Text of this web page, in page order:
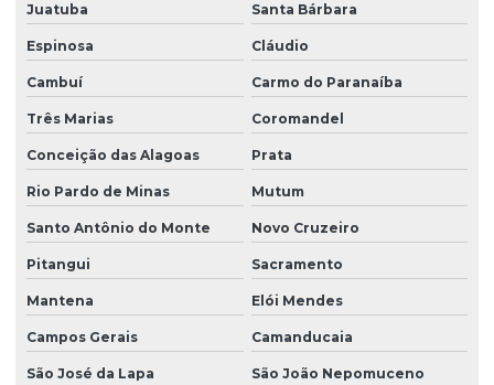
Venda de talha elétrica de grau alimentício
Venda de talha elétrica para usina hidrelétrica
Juatuba Santa Bárbara
Espinosa Cláudio
Cambuí Carmo do Paranaíba
Três Marias Coromandel
Conceição das Alagoas Prata
Rio Pardo de Minas Mutum
Santo Antônio do Monte Novo Cruzeiro
Pitangui Sacramento
Mantena Elói Mendes
Campos Gerais Camanducaia
São José da Lapa São João Nepomuceno